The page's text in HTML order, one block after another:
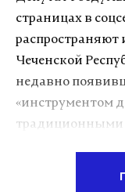
работает
А еще мы
Фото: © GLOBAL
страницах в
Чеченской
недавно
«инструментом
традиционными